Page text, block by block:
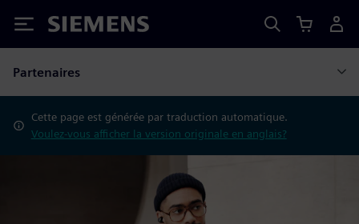
Siemens
Partenaires
Cette page est générée par traduction automatique.
Voulez-vous afficher la version originale en anglais?